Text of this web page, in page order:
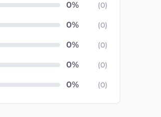
(0)
(0)
(0)
(0)
(0)